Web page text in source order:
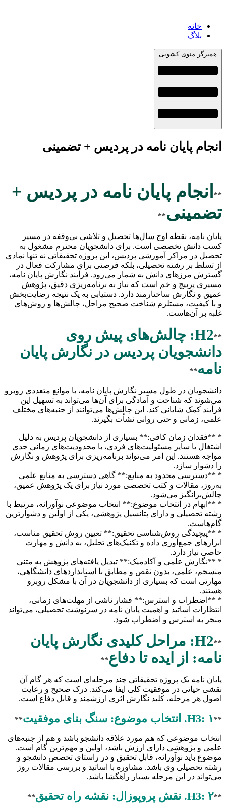
خانه
بلاگ
همبرگر منوی کشویی
انجام پایان نامه در پردیس + تضمینی
**
انجام پایان نامه در پردیس +
تضمینی**
پایان نامه، نقطه اوج سال‌ها تحصیل و تلاشی بی‌وقفه در مسیر
کسب دانش تخصصی است. برای دانشجویان محترم مشغول به
تحصیل در مراکز آموزشی پردیس، این پروژه تحقیقاتی نه تنها نمادی
از تسلط بر رشته تحصیلی، بلکه فرصتی برای مشارکت فعال در
گسترش مرزهای دانش به شمار می‌رود. فرآیند نگارش پایان نامه،
مسیری پرپیچ و خم است که نیاز به برنامه‌ریزی دقیق، پژوهش
عمیق و نگارش ساختارمند دارد. دستیابی به یک نتیجه رضایت‌بخش
و با کیفیت، مستلزم شناخت صحیح مراحل، چالش‌ها و روش‌های
غلبه بر آن‌هاست.
**
H2: چالش‌های پیش روی
دانشجویان پردیس در نگارش پایان
نامه**
دانشجویان در طول مسیر نگارش پایان نامه، با موانع متعددی روبرو
می‌شوند که شناخت و آمادگی برای آن‌ها می‌تواند به تسهیل این
فرآیند کمک شایانی کند. این چالش‌ها می‌توانند از جنبه‌های مختلف
علمی، زمانی و حتی روانی نشأت بگیرند.
* **فقدان زمان کافی:** بسیاری از دانشجویان پردیس به دلیل
اشتغال یا سایر مسئولیت‌های فردی، با محدودیت‌های زمانی جدی
مواجه هستند. این امر می‌تواند برنامه‌ریزی برای پژوهش و نگارش
را دشوار سازد.
* **دسترسی محدود به منابع:** گاهی دسترسی به منابع علمی
به‌روز، مقالات و کتب تخصصی مورد نیاز برای یک پژوهش عمیق،
چالش‌برانگیز می‌شود.
* **ابهام در انتخاب موضوع:** انتخاب موضوعی نوآورانه، مرتبط با
رشته تحصیلی و دارای پتانسیل پژوهشی، یکی از اولین و دشوارترین
گام‌هاست.
* **پیچیدگی روش‌شناسی تحقیق:** تعیین روش تحقیق مناسب،
ابزارهای جمع‌آوری داده و تکنیک‌های تحلیل، به دانش و مهارت
خاصی نیاز دارد.
* **نگارش علمی و آکادمیک:** تبدیل یافته‌های پژوهش به متنی
منسجم، علمی، بدون نقص و مطابق با استانداردهای دانشگاهی،
مهارتی است که بسیاری از دانشجویان در آن با مشکل روبرو
هستند.
* **اضطراب و استرس:** فشار ناشی از مهلت‌های زمانی،
انتظارات اساتید و اهمیت پایان نامه در سرنوشت تحصیلی، می‌تواند
منجر به استرس و اضطراب شود.
**
H2: مراحل کلیدی نگارش پایان
نامه: از ایده تا دفاع**
پایان نامه یک پروژه تحقیقاتی چند مرحله‌ای است که هر گام آن
نقشی حیاتی در موفقیت کلی ایفا می‌کند. درک صحیح و رعایت
اصول هر مرحله، کلید نگارش اثری ارزشمند و قابل دفاع است.
** H3: ۱. انتخاب موضوع: سنگ بنای موفقیت **
انتخاب موضوعی که هم مورد علاقه دانشجو باشد و هم از جنبه‌های
علمی و پژوهشی دارای ارزش باشد، اولین و مهم‌ترین گام است.
موضوع باید نوآورانه، قابل تحقیق و در راستای تخصص دانشجو و
رشته تحصیلی وی باشد. مشاوره با اساتید و بررسی مقالات روز
می‌تواند در این مرحله بسیار راهگشا باشد.
**H3: ۲. نقش پروپوزال: نقشه راه تحقیق **